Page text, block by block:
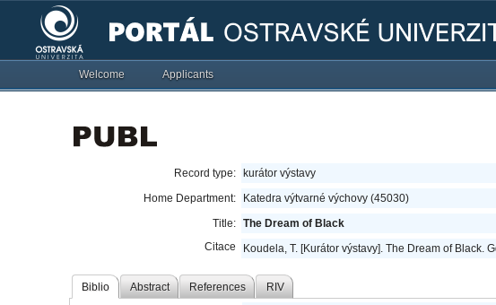
Welcome Applicants
Record type:
kurátor výstavy
Home Department:
Katedra výtvarné výchovy (45030)
Title: The Dream of Black
Citace
Koudela, T. [Kurátor výstavy]. The Dream of Black.
Biblio Abstract References RIV